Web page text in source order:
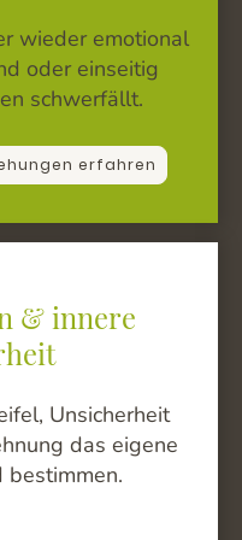
wieder emotional
oder einseitig
schwerfällt.
erfahren
& innere
Unsicherheit
das eigene
bestimmen.